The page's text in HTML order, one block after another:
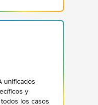
unificados
y
los casos